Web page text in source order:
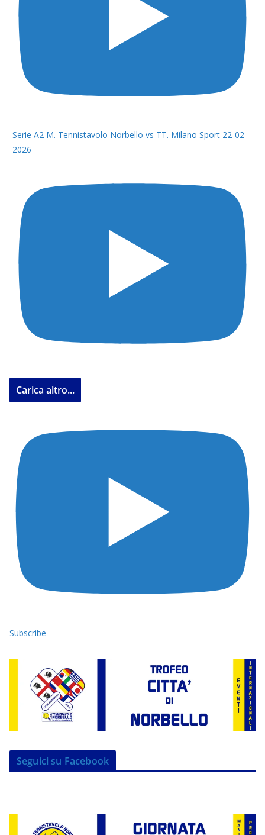
Serie A2 M. Tennistavolo Norbello vs TT. Milano Sport 22-02-
2026
Carica altro...
Subscribe
Seguici su Facebook